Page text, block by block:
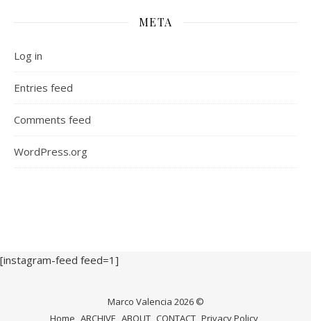
META
Log in
Entries feed
Comments feed
WordPress.org
[instagram-feed feed=1]
Marco Valencia 2026 ©
Home ARCHIVE ABOUT CONTACT Privacy Policy